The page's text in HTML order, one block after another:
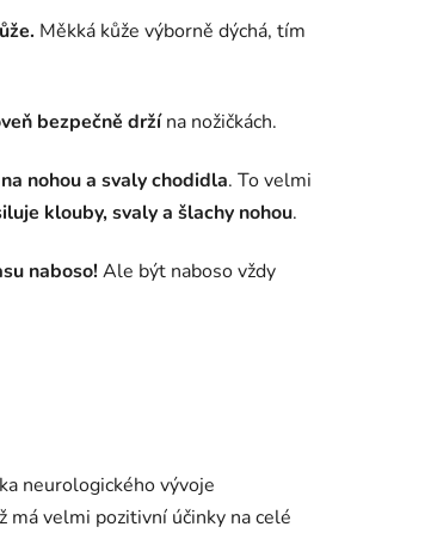
Měkká kůže výborně dýchá, tím
bezpečně držína nožičkách.
nohou a svaly chodidla. To velmi
klouby, svaly a šlachy nohou.
naboso! Ale být naboso vždy
neurologického vývoje
má velmi pozitivní účinky na celé